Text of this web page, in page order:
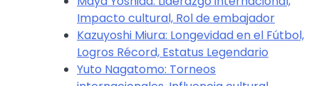
Impacto cultural, Rol de embajador
Kazuyoshi Miura: Longevidad en el Fútbol,
Logros Récord, Estatus Legendario
Yuto Nagatomo: Torneos